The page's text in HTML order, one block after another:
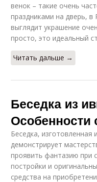
венок – такие очень
праздниками на дверь,
выглядит украшение
просто, это идеальный
Читать дальше →
Беседка из
Особенности
Беседка, изготовленная
демонстрирует
проявить фантазию
постройки и
средства на